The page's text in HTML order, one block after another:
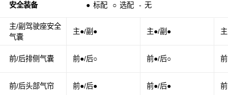
安全装备 ● 标配 ○ 选配 - 无
主/副驾驶座安全
气囊
前/后排侧气囊
前/后头部气帘
主●/副● 主●/副●
前●/后○ 前●/后○
前●/后● 前●/后●